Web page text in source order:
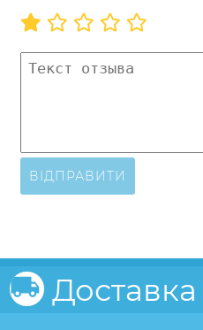
ВІДПРАВИТИ
Доставка